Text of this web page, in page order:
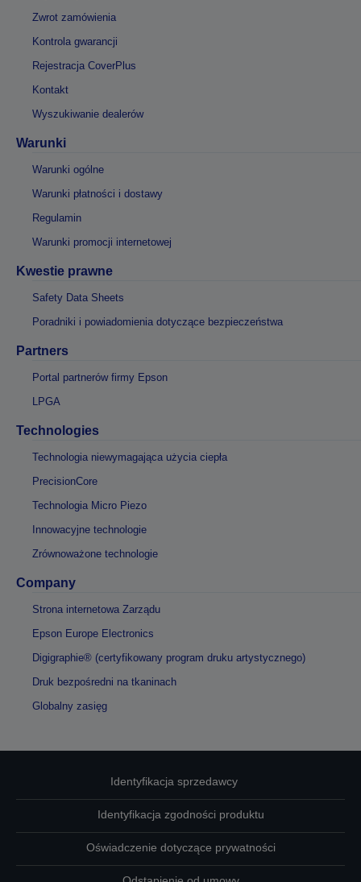
Zwrot zamówienia
Kontrola gwarancji
Rejestracja CoverPlus
Kontakt
Wyszukiwanie dealerów
Warunki
Warunki ogólne
Warunki płatności i dostawy
Regulamin
Warunki promocji internetowej
Kwestie prawne
Safety Data Sheets
Poradniki i powiadomienia dotyczące bezpieczeństwa
Partners
Portal partnerów firmy Epson
LPGA
Technologies
Technologia niewymagająca użycia ciepła
PrecisionCore
Technologia Micro Piezo
Innowacyjne technologie
Zrównoważone technologie
Company
Strona internetowa Zarządu
Epson Europe Electronics
Digigraphie® (certyfikowany program druku artystycznego)
Druk bezpośredni na tkaninach
Globalny zasięg
Identyfikacja sprzedawcy
Identyfikacja zgodności produktu
Oświadczenie dotyczące prywatności